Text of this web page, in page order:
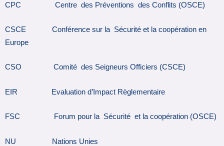
CPC Centre des Préventions des Conflits (OSCE)
CSCE Conférence sur la Sécurité et la coopération en
Europe
CSO Comité des Seigneurs Officiers (CSCE)
EIR Evaluation d’Impact Règlementaire
FSC Forum pour la Sécurité et la coopération (OSCE)
NU Nations Unies